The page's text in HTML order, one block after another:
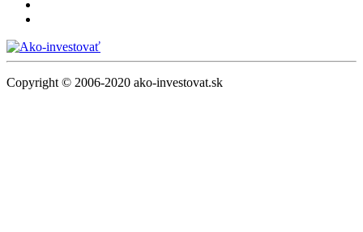
Copyright © 2006-2020 ako-investovat.sk